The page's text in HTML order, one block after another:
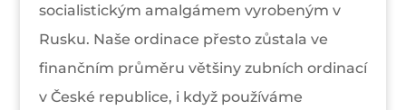
socialistickým amalgámem vyrobeným v
Rusku. Naše ordinace přesto zůstala ve
finančním průměru většiny zubních ordinací
v České republice, i když používáme